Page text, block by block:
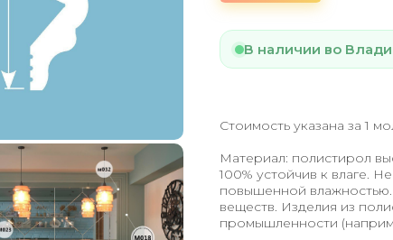
В наличии во
Стоимость указана за 1
Материал: полистирол
100% устойчив к влаге.
повышенной
веществ. Изделия из
промышленности